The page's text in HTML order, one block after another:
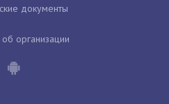
документы
организации